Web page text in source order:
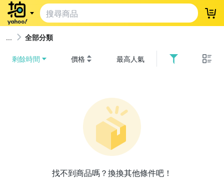
登
全部分類
剩餘時間 價格 最高人氣
找不到商品嗎？換換其他條件吧！